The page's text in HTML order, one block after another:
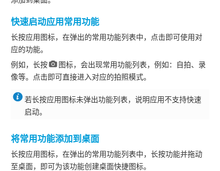
快速启动应用常用功能
长按应用图标，在弹出的常用功能列表中，点击即可使用对
应的功能。
例如，长按
图标，会出现常用功能列表，例如：自拍、录
像等。点击即可直接进入对应的拍照模式。
若长按应用图标未弹出功能列表，说明应用不支持快速
启动。
将常用功能添加到桌面
长按应用图标，在弹出的常用功能列表中，长按功能并拖动
至桌面，即可为该功能创建桌面快捷图标。